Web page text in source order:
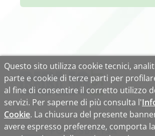
Questo sito utilizza cookie tecnici,
parte e cookie di terze parti per
al fine di consentire il corretto utilizzo
servizi. Per saperne di più consulta l'
Cookie. La chiusura del presente
avere espresso preferenze, comporta la